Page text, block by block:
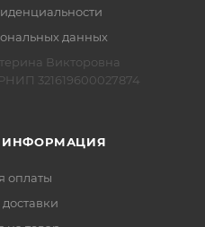
данных
Викторовна
321619600027874
ИНФОРМАЦИЯ
оплаты